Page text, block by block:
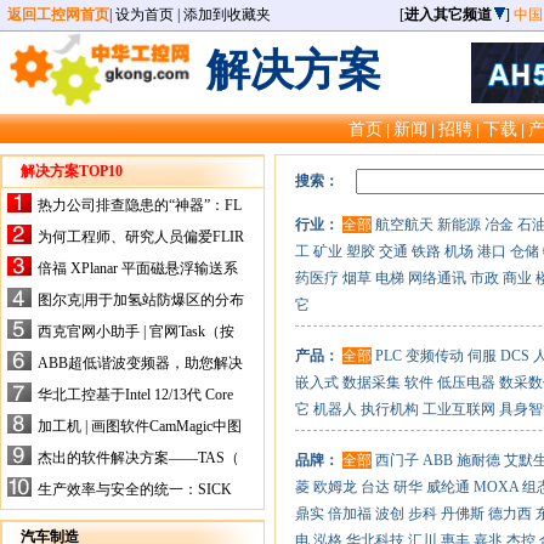
返回工控网首页 设为首页 添加到收藏夹 [进入其它频道 ] 中
解决方案
首页|新闻|招聘|下载|
解决方案TOP10
热力公司排查隐患的“神器”：FL
IR手持式热像仪，高效精准！
为何工程师、研究人员偏爱FLIR
X-HS系列热像仪？精准高效是
关键
倍福 XPlanar 平面磁悬浮输送系
统的创新应用
图尔克|用于加氢站防爆区的分布
式I/O解决方案
西克官网小助手 | 官网Task（按
任务选型）更新预告
ABB超低谐波变频器，助您解决
电气设备运行难题！
华北工控基于Intel 12/13代 Core
的ATX-6159嵌入式主板，推进
机器人市场
加工机 | 画图软件CamMagic中图
层整合的问题
杰出的软件解决方案——TAS（
Turck Automation Suite）
生产效率与安全的统一：SICK
关于机器人技术传感器解决方案
的采访
汽车制造
搜索：
行业： 全部 航空航天 新能源 冶金 石
工 矿业 塑胶 交通 铁路 机场 港口 仓储
药医疗 烟草 电梯 网络通讯 市政 商业
它
产品： 全部 PLC 变频传动 伺服 DCS
嵌入式 数据采集 软件 低压电器 数采
它 机器人 执行机构 工业互联网 具身
品牌： 全部 西门子 ABB 施耐德 艾默
菱 欧姆龙 台达 研华 威纶通 MOXA 组
鼎实 倍加福 波创 步科 丹佛斯 德力西
电 泓格 华北科技 汇川 惠丰 嘉兆 杰控